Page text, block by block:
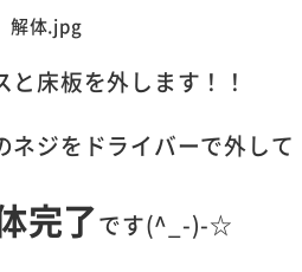
と床板を外します！！
ネジをドライバーで外して
完了です(^_-)-☆